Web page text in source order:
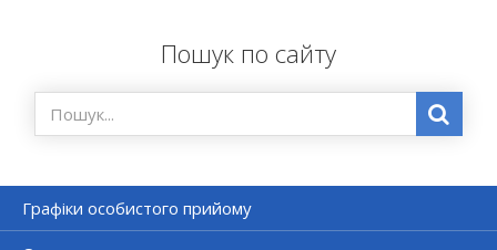
Пошук по сайту
Графіки особистого прийому